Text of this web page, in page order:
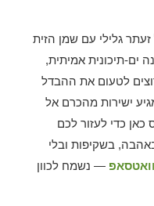
גלילי עם שמן הזית
ים-תיכונית אמיתית,
לטעום את ההבדל
ישירות מהכרם אל
כדי לעזור לכם
בשקיפות ובלי
— נשמח לכוון